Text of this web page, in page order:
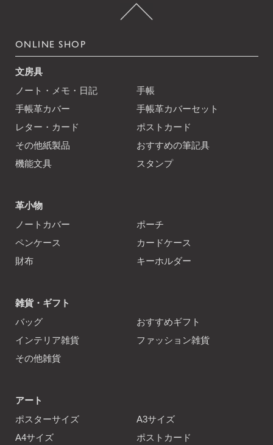
ONLINE SHOP
文房具
ノート・メモ・日記
手帳
手帳革カバー
手帳革カバーセット
レター・カード
ポストカード
その他紙製品
おすすめの筆記具
機能文具
スタンプ
革小物
ノートカバー
ポーチ
ペンケース
カードケース
財布
キーホルダー
雑貨・ギフト
バッグ
おすすめギフト
インテリア雑貨
ファッション雑貨
その他雑貨
アート
ポスターサイズ
A3サイズ
A4サイズ
ポストカード